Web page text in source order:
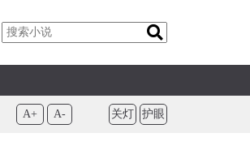
A+ A- 护眼
关灯